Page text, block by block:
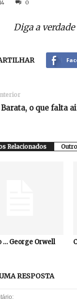
0
Diga a
o que falta
Relacionados
… George Orwell
RESPOSTA